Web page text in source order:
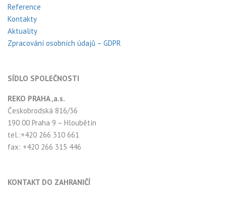
Reference
Kontakty
Aktuality
Zpracování osobních údajů – GDPR
SÍDLO SPOLEČNOSTI
REKO PRAHA ,a.s.
Českobrodská 816/36
190 00 Praha 9 – Hloubětín
tel.:+420 266 310 661
fax: +420 266 315 446
KONTAKT DO ZAHRANIČÍ